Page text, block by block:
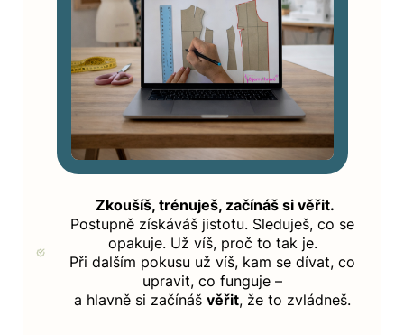
Zkoušíš, trénuješ, začínáš si věřit.
Postupně získáváš jistotu. Sleduješ, co se
opakuje. Už víš, proč to tak je.
Při dalším pokusu už víš, kam se dívat, co
upravit, co funguje –
a hlavně si začínášvěřit, že to zvládneš.